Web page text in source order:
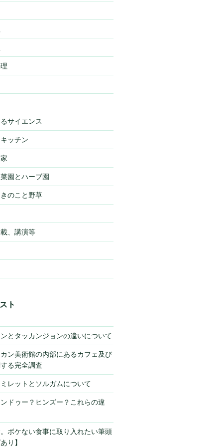
サイエンス
ッチン
園とハーブ園
のこと野草
、講演等
ト
とタッカンジョンの違いについて
カン美術館の内部にあるカフェ及び
る完全調査
ミレットとソルガムについて
ドゥー？ヒンズー？これらの違
ボケない食事に取り入れたい筆頭
り】